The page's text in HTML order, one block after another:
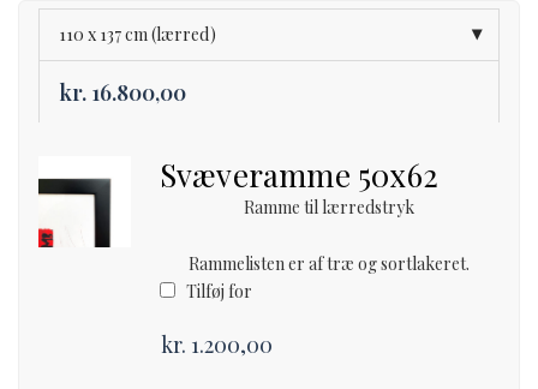
kr. 16.800,00
110 x 137 cm (lærred)
kr. 16.800,00
Svæveramme 50x62
Ramme til lærredstryk
Rammelisten er af træ og sortlakeret.
Tilføj for
kr. 1.200,00